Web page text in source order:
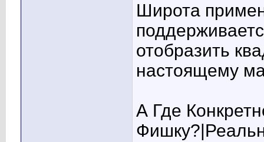
Широта
отобразить
настоящему
А Где